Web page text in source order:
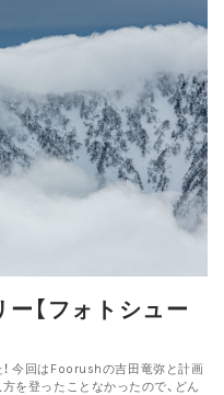
【フォトシュー
今回はFoorushの吉田竜弥と計画
を登ったことなかったので、どん